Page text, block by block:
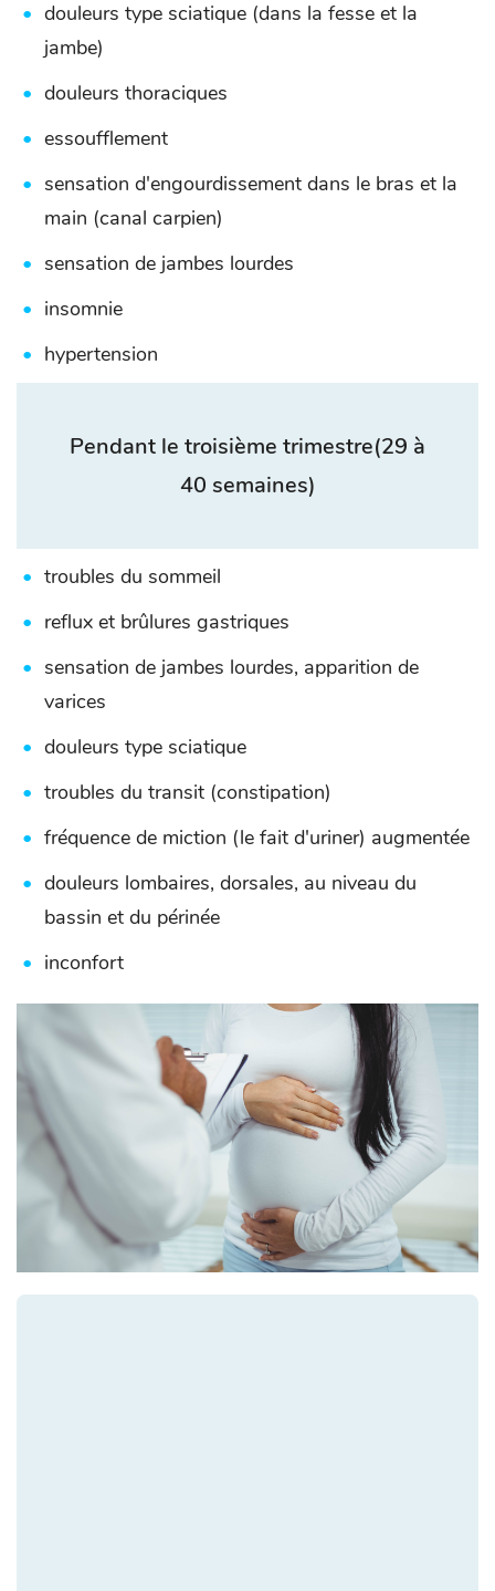
douleurs type sciatique (dans la fesse et la
jambe)
douleurs thoraciques
essoufflement
sensation d'engourdissement dans le bras et la
main (canal carpien)
sensation de jambes lourdes
insomnie
hypertension
Pendant le troisième trimestre(29 à
40 semaines)
troubles du sommeil
reflux et brûlures gastriques
sensation de jambes lourdes, apparition de
varices
douleurs type sciatique
troubles du transit (constipation)
fréquence de miction (le fait d'uriner) augmentée
douleurs lombaires, dorsales, au niveau du
bassin et du périnée
inconfort